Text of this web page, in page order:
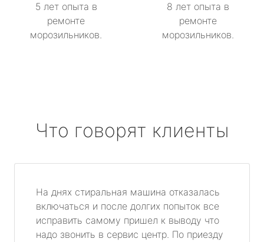
5 лет опыта в
ремонте
морозильников.
8 лет опыта в
ремонте
морозильников.
Что говорят клиенты
На днях стиральная машина отказалась
включаться и после долгих попыток все
исправить самому пришел к выводу что
надо звонить в сервис центр. По приезду